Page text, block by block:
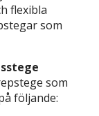
flexibla
som
som
följande: